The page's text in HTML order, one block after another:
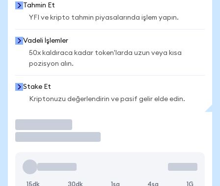
Tahmin Et
YFI ve kripto tahmin piyasalarında işlem yapın.
Vadeli İşlemler
50x kaldıraca kadar token'larda uzun veya kısa
pozisyon alın.
Stake Et
Kriptonuzu değerlendirin ve pasif gelir elde edin.